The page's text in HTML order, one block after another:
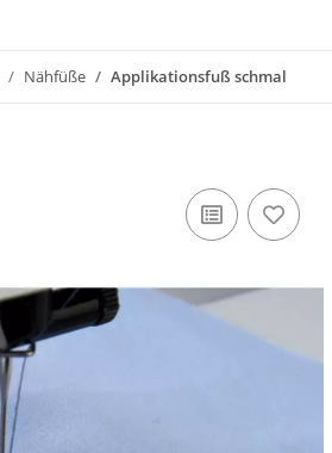
Nähfüße Applikationsfuß schmal